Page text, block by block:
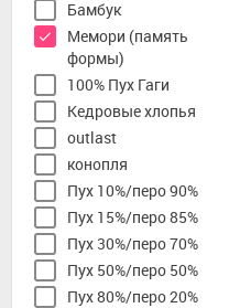
Бамбук
Мемори (память
формы)
100% Пух Гаги
Кедровые хлопья
outlast
конопля
Пух 10%/перо 90%
Пух 15%/перо 85%
Пух 30%/перо 70%
Пух 50%/перо 50%
Пух 80%/перо 20%